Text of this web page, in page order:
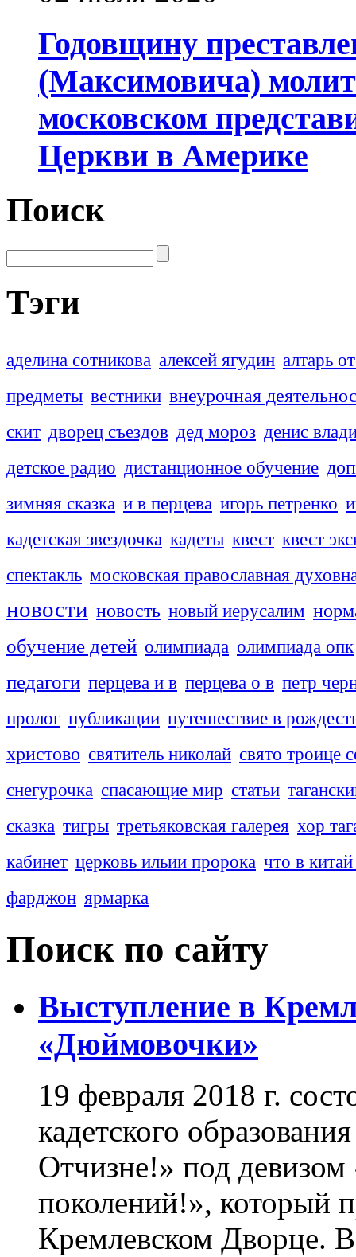
Годовщину
(Максимовича)
московском
Церкви в Америке
Поиск
Тэги
аделина сотникова алексей ягудин алтарь
предметы вестники внеурочная
скит дворец съездов дед мороз денис
детское радио дистанционное обучение
зимняя сказка и в перцева игорь петренко
кадетская звездочка кадеты квест квест
спектакль московская православная
новости новость новый иерусалим
обучение детей олимпиада олимпиада опк
педагоги перцева и в перцева о в петр
пролог публикации путешествие в
христово святитель николай свято троице
снегурочка спасающие мир статьи
сказка тигры третьяковская галерея хор
кабинет церковь ильии пророка что в
фарджон ярмарка
Поиск по сайту
Выступление в
«Дюймовочки»
19 февраля 2018 г.
кадетского
Отчизне!» под девизом
поколений!», который
Кремлевском Дворце.